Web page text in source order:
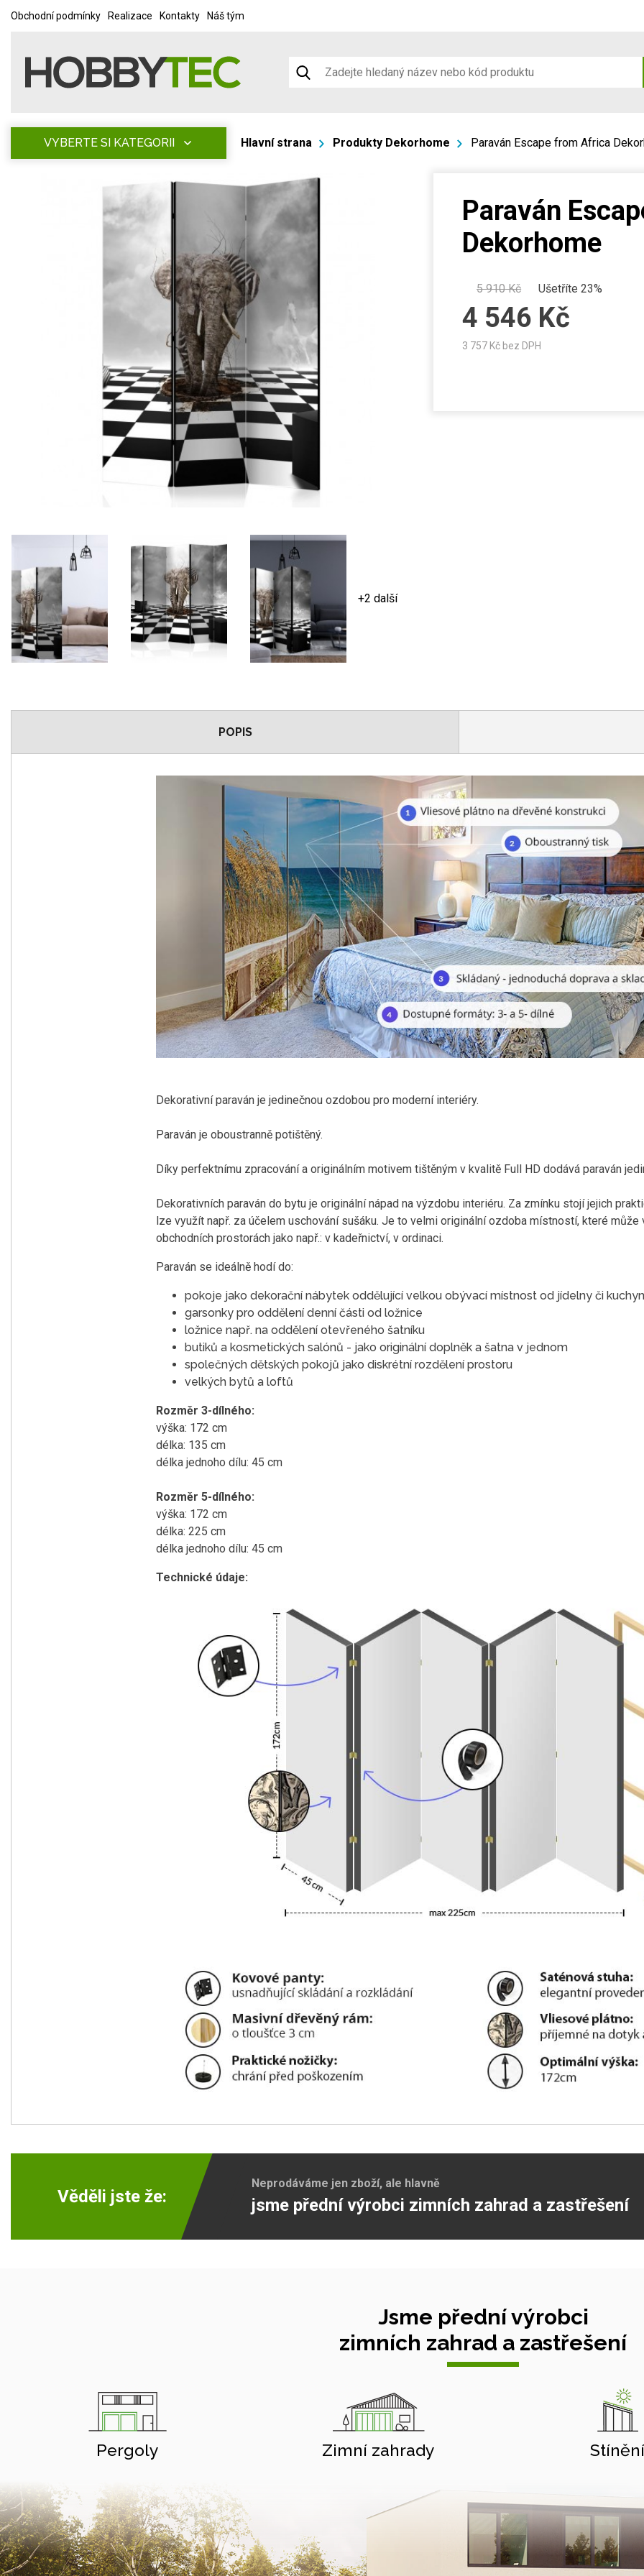
Obchodní podmínky Realizace Kontakty Náš tým
VYBERTE SI KATEGORII Hlavní strana Produkty Dekorhome Paraván Escape from Africa
+2 další
Paraván
Dekorhome
5 910Kč Ušetříte 23%
4 546 Kč
3 757 Kč bez DPH
POPIS
Dekorativní paraván je jedinečnou ozdobou pro moderní interiéry.
Paraván je oboustranně potištěný.
Díky perfektnímu zpracování a originálním motivem tištěným v kvalitě Full HD dodává paraván
Dekorativních paraván do bytu je originální nápad na výzdobu interiéru. Za zmínku stojí jejich
lze využít např. za účelem uschování sušáku. Je to velmi originální ozdoba místností, které může
obchodních prostorách jako např.: v kadeřnictví, v ordinaci.
Paraván se ideálně hodí do:
pokoje jako dekorační nábytek oddělující velkou obývací místnost od jídelny či
garsonky pro oddělení denní části od ložnice
ložnice např. na oddělení otevřeného šatníku
butiků a kosmetických salónů - jako originální doplněk a šatna v jednom
společných dětských pokojů jako diskrétní rozdělení prostoru
velkých bytů a loftů
Rozměr 3-dílného:
výška: 172 cm
délka: 135 cm
délka jednoho dílu: 45 cm
Rozměr 5-dílného:
výška: 172 cm
délka: 225 cm
délka jednoho dílu: 45 cm
Technické údaje:
Věděli jste že:
Neprodáváme jen zboží, ale hlavně
jsme přední výrobci zimních zahrad a zastřešení
Jsme přední výrobci
zimních zahrad a zastřešení
Pergoly Zimní zahrady Stínění